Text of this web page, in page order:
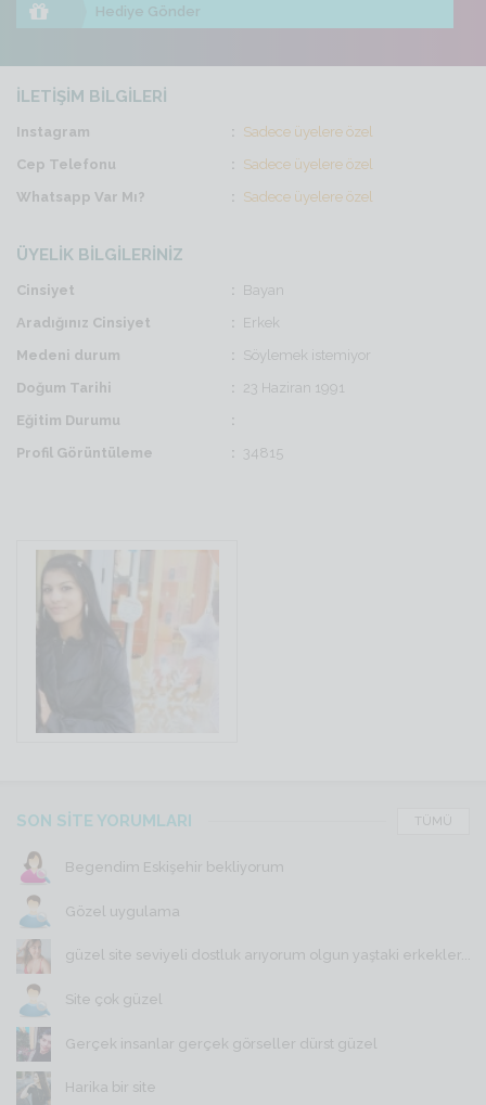
Hediye Gönder
İLETİŞİM BİLGİLERİ
Instagram
Sadece üyelere özel
Cep Telefonu
Sadece üyelere özel
Whatsapp Var Mı?
Sadece üyelere özel
ÜYELİK BİLGİLERİNİZ
Cinsiyet
Bayan
Aradığınız Cinsiyet
Erkek
Medeni durum
Söylemek istemiyor
Doğum Tarihi
23 Haziran 1991
Eğitim Durumu
Profil Görüntüleme
34815
SON SİTE YORUMLARI TÜMÜ
Begendim Eskişehir bekliyorum
Gözel uygulama
güzel site seviyeli dostluk arıyorum olgun yaştaki erkekler...
Site çok güzel
Gerçek insanlar gerçek görseller dürst güzel
Harika bir site